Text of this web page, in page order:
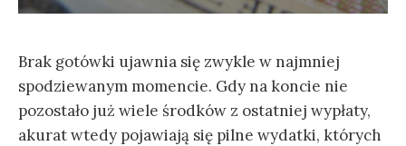
Brak gotówki ujawnia się zwykle w najmniej
spodziewanym momencie. Gdy na koncie nie
pozostało już wiele środków z ostatniej wypłaty,
akurat wtedy pojawiają się pilne wydatki, których